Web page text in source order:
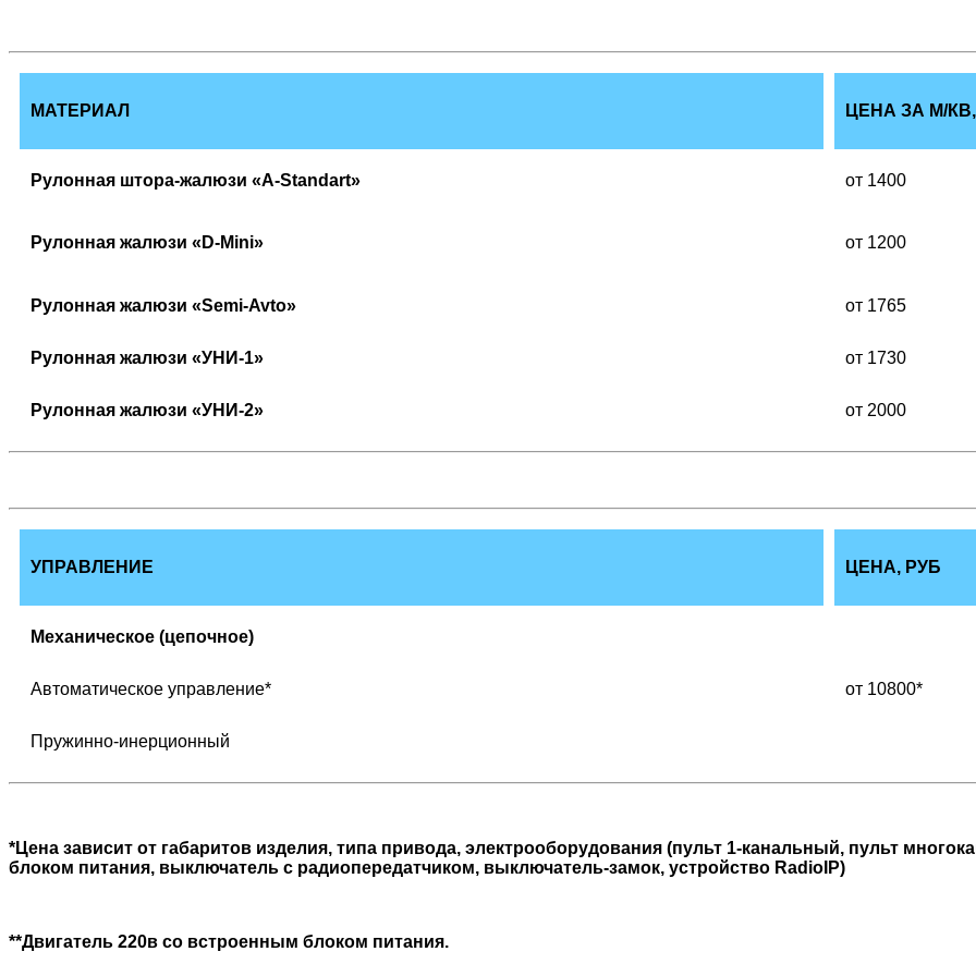
МАТЕРИАЛ ЦЕНА ЗА М/
Рулонная штора-жалюзи «A-Standart» от 1400
Рулонная жалюзи «D-Mini» от 1200
Рулонная жалюзи «Semi-Avto» от 1765
Рулонная жалюзи «УНИ-1» от 1730
Рулонная жалюзи «УНИ-2» от 2000
УПРАВЛЕНИЕ ЦЕНА, РУБ
Механическое (цепочное)
Автоматическое управление* от 10800*
Пружинно-инерционный
*Цена зависит от габаритов изделия, типа привода, электрооборудования (пульт 1-канальный, пульт
блоком питания, выключатель с радиопередатчиком, выключатель-замок, устройство RadioIP)
**Двигатель 220в со встроенным блоком питания.